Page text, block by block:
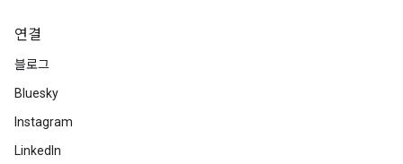
연결
블로그
Bluesky
Instagram
LinkedIn